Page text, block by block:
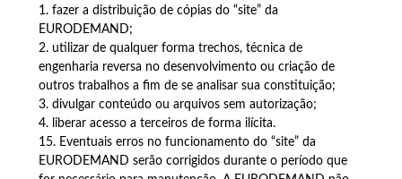
1. fazer a distribuição de cópias do “site” da
EURODEMAND;
2. utilizar de qualquer forma trechos, técnica de
engenharia reversa no desenvolvimento ou criação de
outros trabalhos a fim de se analisar sua constituição;
3. divulgar conteúdo ou arquivos sem autorização;
4. liberar acesso a terceiros de forma ilícita.
15. Eventuais erros no funcionamento do “site” da
EURODEMAND serão corrigidos durante o período que